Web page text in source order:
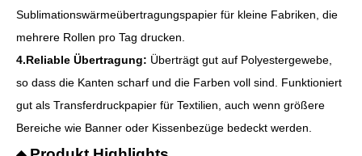
Sublimationswärmeübertragungspapier für kleine Fabriken, die
mehrere Rollen pro Tag drucken.
4.Reliable Übertragung: Überträgt gut auf Polyestergewebe,
so dass die Kanten scharf und die Farben voll sind. Funktioniert
gut als Transferdruckpapier für Textilien, auch wenn größere
Bereiche wie Banner oder Kissenbezüge bedeckt werden.